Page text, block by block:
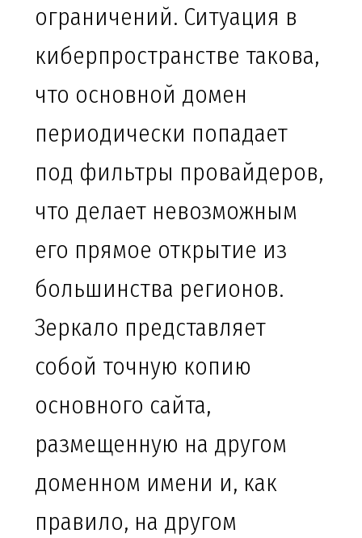
ограничений. Ситуация в
киберпространстве такова,
что основной домен
периодически попадает
под фильтры провайдеров,
что делает невозможным
его прямое открытие из
большинства регионов.
Зеркало представляет
собой точную копию
основного сайта,
размещенную на другом
доменном имени и, как
правило, на другом